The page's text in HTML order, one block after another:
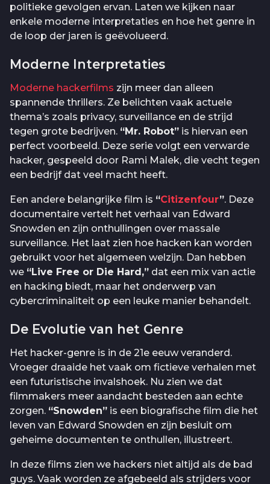
politieke gevolgen ervan. Laten we kijken naar
enkele moderne interpretaties en hoe het genre in
de loop der jaren is geëvolueerd.
Moderne Interpretaties
Moderne hackerfilms zijn meer dan alleen
spannende thrillers. Ze belichten vaak actuele
thema’s zoals privacy, surveillance en de strijd
tegen grote bedrijven. “Mr. Robot” is hiervan een
perfect voorbeeld. Deze serie volgt een verwarde
hacker, gespeeld door Rami Malek, die vecht tegen
een bedrijf dat veel macht heeft.
Een andere belangrijke film is “Citizenfour”. Deze
documentaire vertelt het verhaal van Edward
Snowden en zijn onthullingen over massale
surveillance. Het laat zien hoe hacken kan worden
gebruikt voor het algemeen welzijn. Dan hebben
we “Live Free or Die Hard,” dat een mix van actie
en hacking biedt, maar het onderwerp van
cybercriminaliteit op een leuke manier behandelt.
De Evolutie van het Genre
Het hacker-genre is in de 21e eeuw veranderd.
Vroeger draaide het vaak om fictieve verhalen met
een futuristische invalshoek. Nu zien we dat
filmmakers meer aandacht besteden aan echte
zorgen. “Snowden” is een biografische film die het
leven van Edward Snowden en zijn besluit om
geheime documenten te onthullen, illustreert.
In deze films zien we hackers niet altijd als de bad
guys. Vaak worden ze afgebeeld als strijders voor